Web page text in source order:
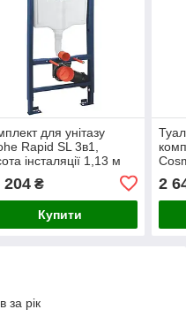
для унітазу
Rapid SL 3в1,
інсталяції 1,13 м
204₴
Купити
2
за рік